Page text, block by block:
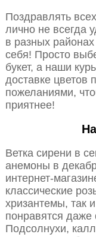
Поздравлять
лично не всегда
в разных
себя! Просто
букет, а наши
доставке цветов
пожеланиями,
приятнее!
Ветка сирени в
анемоны в
интернет-
классические
хризантемы, так
понравятся
Подсолнухи,